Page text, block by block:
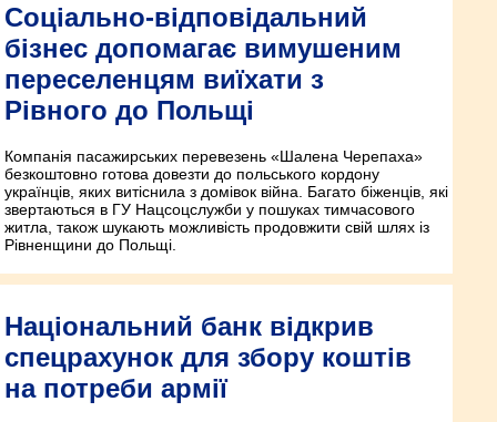
Соціально-відповідальний
бізнес допомагає вимушеним
переселенцям виїхати з
Рівного до Польщі
Компанія пасажирських перевезень «Шалена Черепаха»
безкоштовно готова довезти до польського кордону
українців, яких витіснила з домівок війна. Багато біженців, які
звертаються в ГУ Нацсоцслужби у пошуках тимчасового
житла, також шукають можливість продовжити свій шлях із
Рівненщини до Польщі.
Національний банк відкрив
спецрахунок для збору коштів
на потреби армії